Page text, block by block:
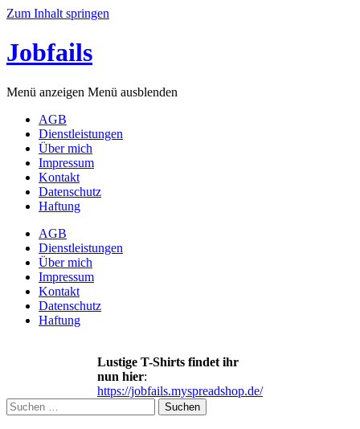
Zum Inhalt springen
Jobfails
Menü anzeigen Menü ausblenden
AGB
Dienstleistungen
Über mich
Impressum
Kontakt
Datenschutz
Haftung
AGB
Dienstleistungen
Über mich
Impressum
Kontakt
Datenschutz
Haftung
Lustige T-Shirts findet ihr
nun hier:
https://jobfails.myspreadshop.de/
Suchen
nach: